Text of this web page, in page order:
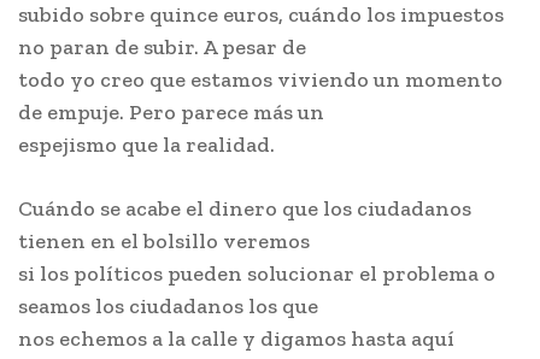
subido sobre quince euros, cuándo los impuestos
no paran de subir. A pesar de
todo yo creo que estamos viviendo un momento
de empuje. Pero parece más un
espejismo que la realidad.
Cuándo se acabe el dinero que los ciudadanos
tienen en el bolsillo veremos
si los políticos pueden solucionar el problema o
seamos los ciudadanos los que
nos echemos a la calle y digamos hasta aquí